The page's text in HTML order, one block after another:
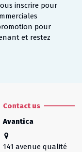
inscrire pour
pour
et restez
Contact us
Avantica
141 avenue qualité